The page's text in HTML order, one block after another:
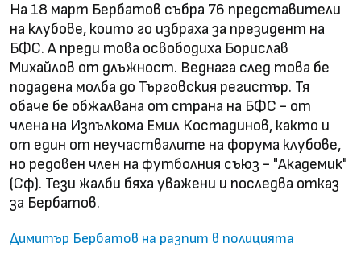
На 18 март Бербатов събра 76 представители
на клубове, които го избраха за президент на
БФС. А преди това освободиха Борислав
Михайлов от длъжност. Веднага след това бе
подадена молба до Търговския регистър. Тя
обаче бе обжалвана от страна на БФС - от
члена на Изпълкома Емил Костадинов, както и
от един от неучаствалите на форума клубове,
но редовен член на футболния съюз - "Академик"
(Сф). Тези жалби бяха уважени и последва отказ
за Бербатов.
Димитър Бербатов на разпит в полицията